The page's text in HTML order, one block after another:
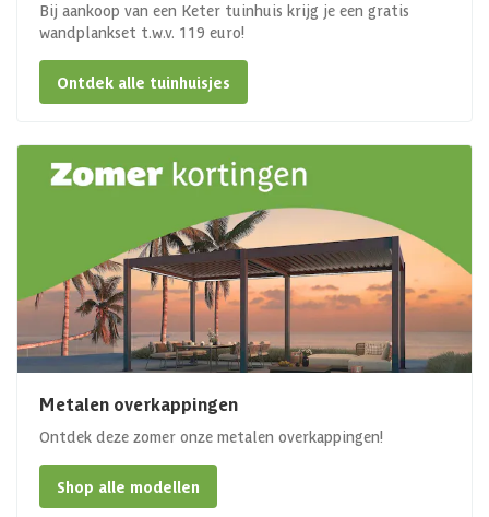
Bij aankoop van een Keter tuinhuis krijg je een gratis
wandplankset t.w.v. 119 euro!
Ontdek alle tuinhuisjes
Metalen overkappingen
Ontdek deze zomer onze metalen overkappingen!
Shop alle modellen